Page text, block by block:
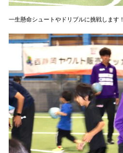
一生懸命シュートやドリブルに挑戦します！